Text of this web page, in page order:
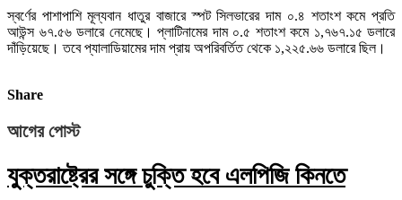
স্বর্ণের পাশাপাশি মূল্যবান ধাতুর বাজারে স্পট সিলভারের দাম ০.৪ শতাংশ কমে প্রতি
আউন্স ৬৭.৫৬ ডলারে নেমেছে। প্লাটিনামের দাম ০.৫ শতাংশ কমে ১,৭৬৭.১৫ ডলারে
দাঁড়িয়েছে। তবে প্যালাডিয়ামের দাম প্রায় অপরিবর্তিত থেকে ১,২২৫.৬৬ ডলারে ছিল।
Share
আগের পোস্ট
যুক্তরাষ্ট্রের সঙ্গে চুক্তি হবে এলপিজি কিনতে